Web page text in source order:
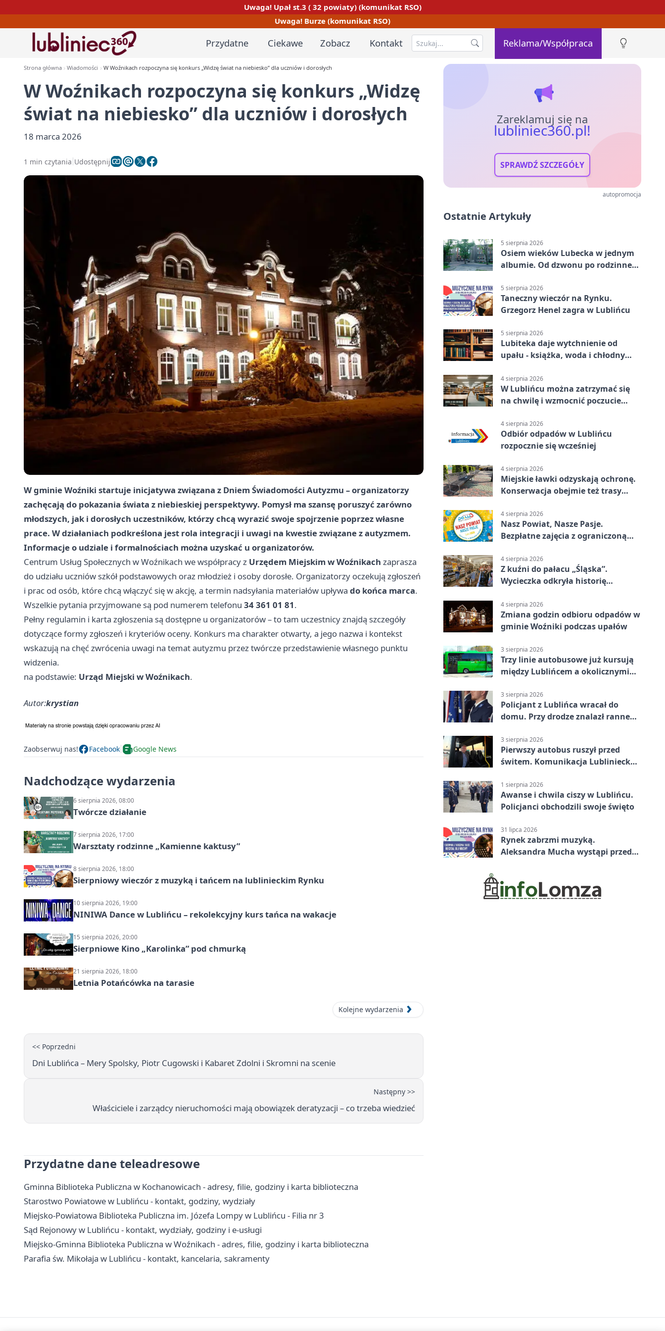
Uwaga! Upał st.3 ( 32 powiaty) (komunikat RSO)
Uwaga! Burze (komunikat RSO)
Przydatne Ciekawe Zobacz Kontakt Reklama/Współpraca
Strona główna Wiadomości W Woźnikach rozpoczyna się konkurs „Widzę świat na niebiesko” dla uczniów i dorosłych
W Woźnikach rozpoczyna się konkurs „Widzę
świat na niebiesko” dla uczniów i dorosłych
18 marca 2026
1 min czytania Udostępnij
W gminie Woźniki startuje inicjatywa związana z Dniem Świadomości Autyzmu – organizatorzy
zachęcają do pokazania świata z niebieskiej perspektywy. Pomysł ma szansę poruszyć zarówno
młodszych, jak i dorosłych uczestników, którzy chcą wyrazić swoje spojrzenie poprzez własne
prace. W działaniach podkreślona jest rola integracji i uwagi na kwestie związane z autyzmem.
Informacje o udziale i formalnościach można uzyskać u organizatorów.
Centrum Usług Społecznych w Woźnikach we współpracy z Urzędem Miejskim w Woźnikach zaprasza
do udziału uczniów szkół podstawowych oraz młodzież i osoby dorosłe. Organizatorzy oczekują zgłoszeń
i prac od osób, które chcą włączyć się w akcję, a termin nadsyłania materiałów upływa do końca marca.
Wszelkie pytania przyjmowane są pod numerem telefonu 34 361 01 81.
Pełny regulamin i karta zgłoszenia są dostępne u organizatorów – to tam uczestnicy znajdą szczegóły
dotyczące formy zgłoszeń i kryteriów oceny. Konkurs ma charakter otwarty, a jego nazwa i kontekst
wskazują na chęć zwrócenia uwagi na temat autyzmu przez twórcze przedstawienie własnego punktu
widzenia.
na podstawie: Urząd Miejski w Woźnikach.
Autor:krystian
Zaobserwuj nas! Facebook Google News
Nadchodzące wydarzenia
6 sierpnia 2026, 08:00
Twórcze działanie
7 sierpnia 2026, 17:00
Warsztaty rodzinne „Kamienne kaktusy”
8 sierpnia 2026, 18:00
Sierpniowy wieczór z muzyką i tańcem na lublinieckim Rynku
10 sierpnia 2026, 19:00
NINIWA Dance w Lublińcu – rekolekcyjny kurs tańca na wakacje
15 sierpnia 2026, 20:00
Sierpniowe Kino „Karolinka” pod chmurką
21 sierpnia 2026, 18:00
Letnia Potańcówka na tarasie
Kolejne wydarzenia
<< Poprzedni
Dni Lublińca – Mery Spolsky, Piotr Cugowski i Kabaret Zdolni i Skromni na scenie
Następny >>
Właściciele i zarządcy nieruchomości mają obowiązek deratyzacji – co trzeba wiedzieć
Przydatne dane teleadresowe
Gminna Biblioteka Publiczna w Kochanowicach - adresy, filie, godziny i karta biblioteczna
Starostwo Powiatowe w Lublińcu - kontakt, godziny, wydziały
Miejsko-Powiatowa Biblioteka Publiczna im. Józefa Lompy w Lublińcu - Filia nr 3
Sąd Rejonowy w Lublińcu - kontakt, wydziały, godziny i e-usługi
Miejsko-Gminna Biblioteka Publiczna w Woźnikach - adres, filie, godziny i karta biblioteczna
Parafia św. Mikołaja w Lublińcu - kontakt, kancelaria, sakramenty
Zareklamuj się na
lubliniec360.pl!
SPRAWDŹ SZCZEGÓŁY
autopromocja
Ostatnie Artykuły
5 sierpnia 2026
Osiem wieków Lubecka w jednym
albumie. Od dzwonu po rodzinne
5 sierpnia 2026
Taneczny wieczór na Rynku.
Grzegorz Henel zagra w Lublińcu
5 sierpnia 2026
Lubiteka daje wytchnienie od
upału - książka, woda i chłodny
4 sierpnia 2026
W Lublińcu można zatrzymać się
na chwilę i wzmocnić poczucie
4 sierpnia 2026
Odbiór odpadów w Lublińcu
rozpocznie się wcześniej
4 sierpnia 2026
Miejskie ławki odzyskają ochronę.
Konserwacja obejmie też trasy
4 sierpnia 2026
Nasz Powiat, Nasze Pasje.
Bezpłatne zajęcia z ograniczoną
4 sierpnia 2026
Z kuźni do pałacu „Śląska”.
Wycieczka odkryła historię
4 sierpnia 2026
Zmiana godzin odbioru odpadów w
gminie Woźniki podczas upałów
3 sierpnia 2026
Trzy linie autobusowe już kursują
między Lublińcem a okolicznymi
3 sierpnia 2026
Policjant z Lublińca wracał do
domu. Przy drodze znalazł rannego
3 sierpnia 2026
Pierwszy autobus ruszył przed
świtem. Komunikacja Lubliniecka
1 sierpnia 2026
Awanse i chwila ciszy w Lublińcu.
Policjanci obchodzili swoje święto
31 lipca 2026
Rynek zabrzmi muzyką.
Aleksandra Mucha wystąpi przed